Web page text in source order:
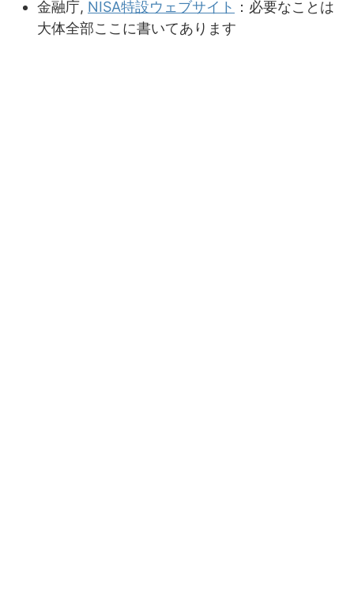
金融庁, NISA特設ウェブサイト ：必要なことは
大体全部ここに書いてあります